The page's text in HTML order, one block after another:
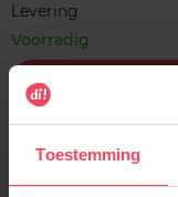
Toestemming
Levering
Voorradig